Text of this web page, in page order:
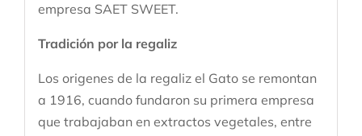
empresa SAET SWEET.
Tradición por la regaliz
Los origenes de la regaliz el Gato se remontan
a 1916, cuando fundaron su primera empresa
que trabajaban en extractos vegetales, entre